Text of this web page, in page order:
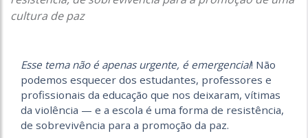
cultura de paz
Esse tema não é apenas urgente, é emergencial! Não
podemos esquecer dos estudantes, professores e
profissionais da educação que nos deixaram, vítimas
da violência — e a escola é uma forma de resistência,
de sobrevivência para a promoção da paz.